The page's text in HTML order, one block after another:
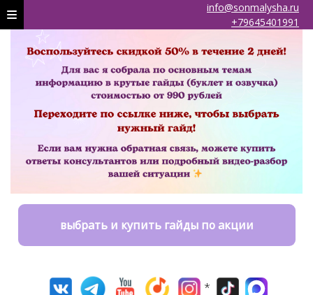
info@sonmalysha.ru
+79645401991
выбрать и купить гайды по акции
*